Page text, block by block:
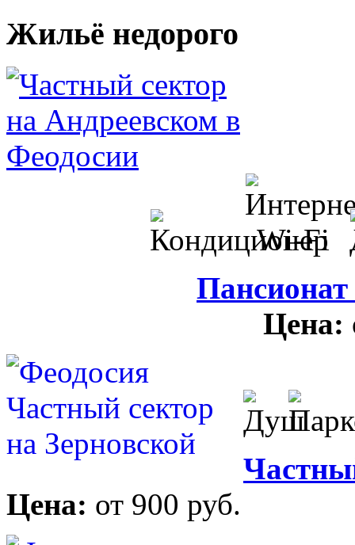
Жильё недорого
Цена:
Цена: от 900 руб.